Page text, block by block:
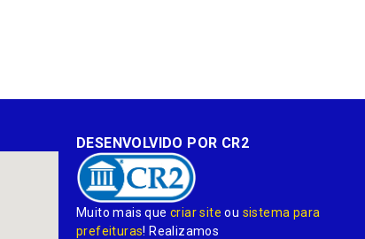
DESENVOLVIDO POR CR2
Muito mais quecriar site ou sistema para
prefeituras! Realizamos